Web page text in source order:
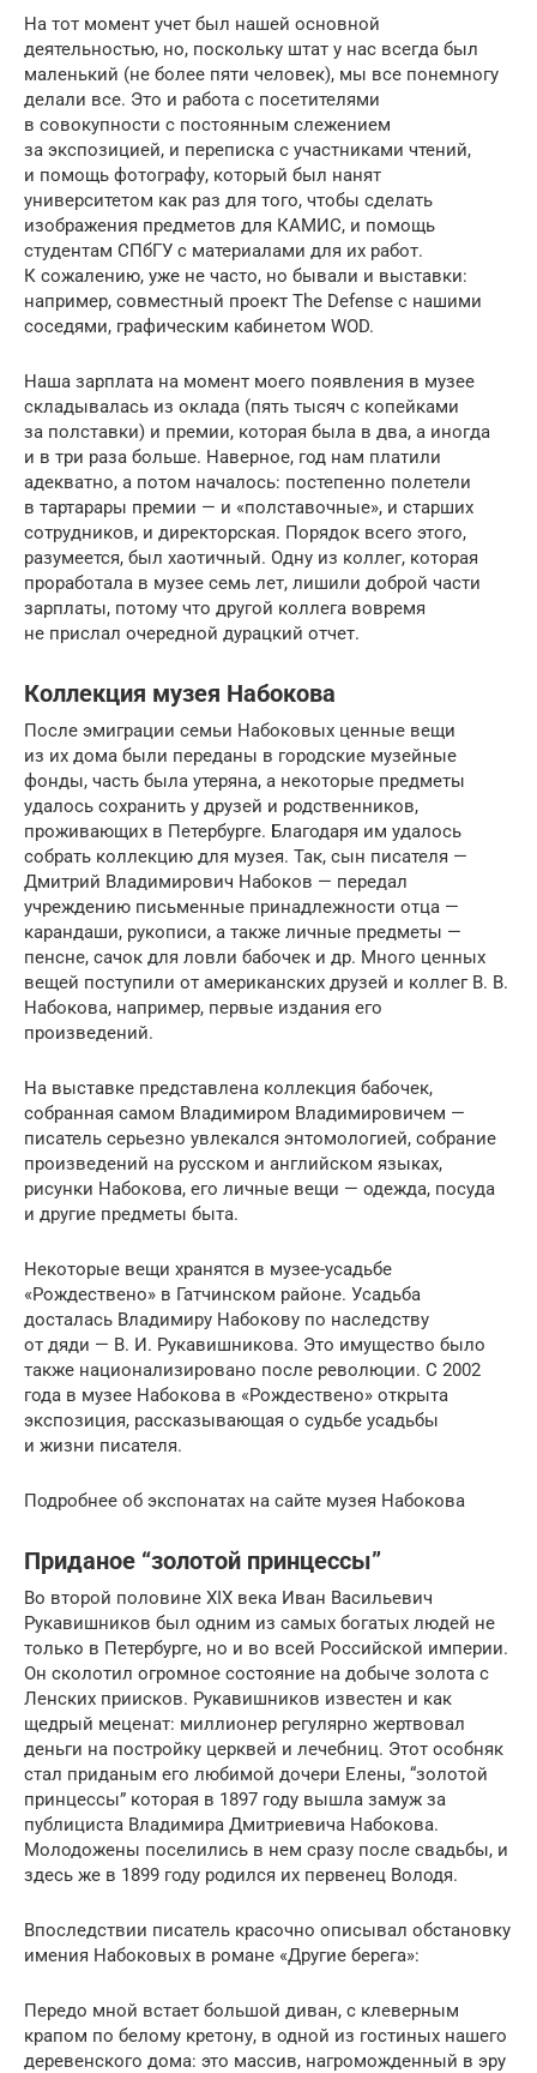
На тот момент учет был нашей основной
деятельностью, но, поскольку штат у нас всегда был
маленький (не более пяти человек), мы все понемногу
делали все. Это и работа с посетителями
в совокупности с постоянным слежением
за экспозицией, и переписка с участниками чтений,
и помощь фотографу, который был нанят
университетом как раз для того, чтобы сделать
изображения предметов для КАМИС, и помощь
студентам СПбГУ с материалами для их работ.
К сожалению, уже не часто, но бывали и выставки:
например, совместный проект The Defense с нашими
соседями, графическим кабинетом WOD.
Наша зарплата на момент моего появления в музее
складывалась из оклада (пять тысяч с копейками
за полставки) и премии, которая была в два, а иногда
и в три раза больше. Наверное, год нам платили
адекватно, а потом началось: постепенно полетели
в тартарары премии — и «полставочные», и старших
сотрудников, и директорская. Порядок всего этого,
разумеется, был хаотичный. Одну из коллег, которая
проработала в музее семь лет, лишили доброй части
зарплаты, потому что другой коллега вовремя
не прислал очередной дурацкий отчет.
Коллекция музея Набокова
После эмиграции семьи Набоковых ценные вещи
из их дома были переданы в городские музейные
фонды, часть была утеряна, а некоторые предметы
удалось сохранить у друзей и родственников,
проживающих в Петербурге. Благодаря им удалось
собрать коллекцию для музея. Так, сын писателя —
Дмитрий Владимирович Набоков — передал
учреждению письменные принадлежности отца —
карандаши, рукописи, а также личные предметы —
пенсне, сачок для ловли бабочек и др. Много ценных
вещей поступили от американских друзей и коллег В. В.
Набокова, например, первые издания его
произведений.
На выставке представлена коллекция бабочек,
собранная самом Владимиром Владимировичем —
писатель серьезно увлекался энтомологией, собрание
произведений на русском и английском языках,
рисунки Набокова, его личные вещи — одежда, посуда
и другие предметы быта.
Некоторые вещи хранятся в музее-усадьбе
«Рождествено» в Гатчинском районе. Усадьба
досталась Владимиру Набокову по наследству
от дяди — В. И. Рукавишникова. Это имущество было
также национализировано после революции. С 2002
года в музее Набокова в «Рождествено» открыта
экспозиция, рассказывающая о судьбе усадьбы
и жизни писателя.
Подробнее об экспонатах на сайте музея Набокова
Приданое “золотой принцессы”
Во второй половине ХIХ века Иван Васильевич
Рукавишников был одним из самых богатых людей не
только в Петербурге, но и во всей Российской империи.
Он сколотил огромное состояние на добыче золота с
Ленских приисков. Рукавишников известен и как
щедрый меценат: миллионер регулярно жертвовал
деньги на постройку церквей и лечебниц. Этот особняк
стал приданым его любимой дочери Елены, “золотой
принцессы” которая в 1897 году вышла замуж за
публициста Владимира Дмитриевича Набокова.
Молодожены поселились в нем сразу после свадьбы, и
здесь же в 1899 году родился их первенец Володя.
Впоследствии писатель красочно описывал обстановку
имения Набоковых в романе «Другие берега»:
Передо мной встает большой диван, с клеверным
крапом по белому кретону, в одной из гостиных нашего
деревенского дома: это массив, нагроможденный в эру